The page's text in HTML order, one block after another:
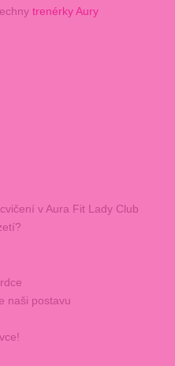
trenérky Aury
v Aura Fit Lady Club
naši postavu